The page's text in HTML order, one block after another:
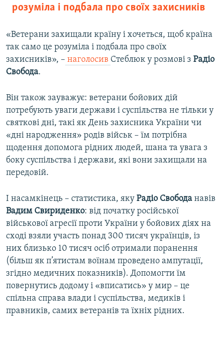
розуміла і подбала про своїх захисників
«Ветерани захищали країну і хочеться, щоб країна
так само це розуміла і подбала про своїх
захисників», – наголосив Стеблюк у розмові з Радіо
Свобода.
Він також зауважує: ветерани бойових дій
потребують уваги держави і суспільства не тільки у
святкові дні, такі як День захисника України чи
«дні народження» родів військ – їм потрібна
щодення допомога рідних людей, шана та увага з
боку суспільства і держави, які вони захищали на
передовій.
І насамкінець – статистика, яку Радіо Свобода навів
Вадим Свириденко: від початку російської
військової агресії проти України у бойових діях на
сході взяли участь понад 300 тисяч українців, із
них близько 10 тисяч осіб отримали поранення
(більш як п’ятистам воїнам проведено ампутації,
згідно медичних показників). Допомогти їм
повернутись додому і «вписатись» у мир – це
спільна справа влади і суспільства, медиків і
правників, самих ветеранів та їхніх рідних.